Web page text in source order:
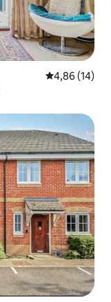
4,86 (14)